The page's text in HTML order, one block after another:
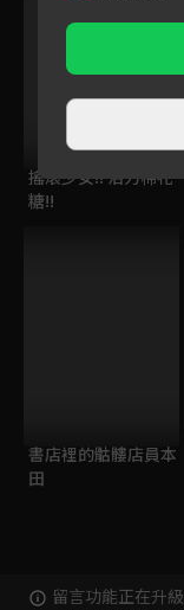
搖滾少女!! 活力棉花
糖!!
書店裡的骷髏店員本
田
留言功能正在升